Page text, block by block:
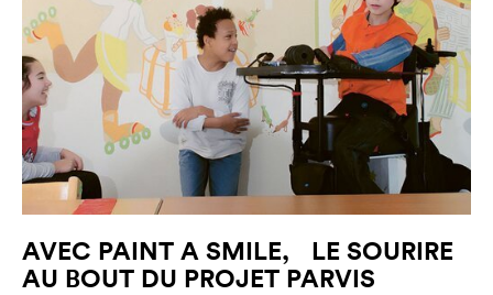
AVEC PAINT A SMILE, LE SOURIRE
AU BOUT DU PROJET PARVIS